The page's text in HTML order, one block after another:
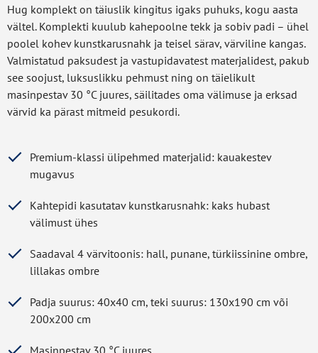
Hug komplekt on täiuslik kingitus igaks puhuks, kogu aasta
vältel. Komplekti kuulub kahepoolne tekk ja sobiv padi – ühel
poolel kohev kunstkarusnahk ja teisel särav, värviline kangas.
Valmistatud paksudest ja vastupidavatest materjalidest, pakub
see soojust, luksuslikku pehmust ning on täielikult
masinpestav 30 °C juures, säilitades oma välimuse ja erksad
värvid ka pärast mitmeid pesukordi.
Premium-klassi ülipehmed materjalid: kauakestev
mugavus
Kahtepidi kasutatav kunstkarusnahk: kaks hubast
välimust ühes
Saadaval 4 värvitoonis: hall, punane, türkiissinine ombre,
lillakas ombre
Padja suurus: 40x40 cm, teki suurus: 130x190 cm või
200x200 cm
Masinpestav 30 °C juures